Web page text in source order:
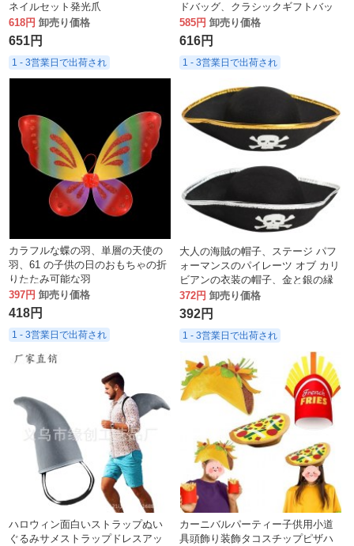
ネイルセット発光爪
618円 卸売り価格
651円
1 - 3営業日で出荷され
ドバッグ、クラシックギフトバッ
グ、不織布立体ギフトバッグ、ト
ートバッグ
585円 卸売り価格
616円
1 - 3営業日で出荷され
カラフルな蝶の羽、単層の天使の
羽、61 の子供の日のおもちゃの折
りたたみ可能な羽
397円 卸売り価格
418円
1 - 3営業日で出荷され
大人の海賊の帽子、ステージ パフ
ォーマンスのパイレーツ オブ カリ
ビアンの衣装の帽子、金と銀の縁
が付いた黒のスカル キャプテン ハ
ット
372円 卸売り価格
392円
1 - 3営業日で出荷され
ハロウィン面白いストラップぬい
ぐるみサメストラップドレスアッ
カーニバルパーティー子供用小道
具頭飾り装飾タコスチップピザハ